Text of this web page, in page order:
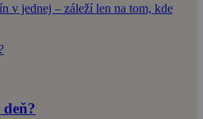
v jednej – záleží len na tom, kde